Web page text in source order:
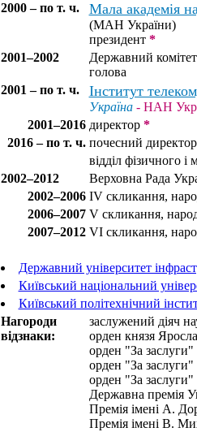
2000 – по т. ч.
Мала академія
(МАН України)
президент*
2001–2002
Державний комітет
голова
2001 – по т. ч.
Інститут
Україна- НАН
2001–2016 директор*
2016 – по т. ч. почесний директор
відділ фізичного
2002–2012
Верховна Рада
2002–2006 IV скликання,
2006–2007 V скликання,
2007–2012 VI скликання,
Державний університет
Київський національний
Київський політехнічний
Нагороди
відзнаки:
заслужений діяч
орден князя
орден "За
орден "За
орден "За
Державна премія
Премія імені А.
Премія імені В.